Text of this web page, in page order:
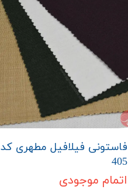
فاستونی فیلافیل مطهری کد
405
اتمام موجودی